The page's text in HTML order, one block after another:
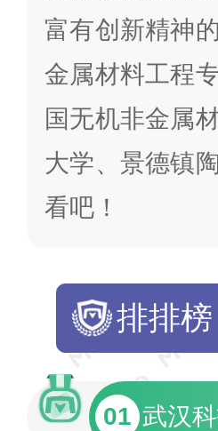
富有创新精神
金属材料工程
国无机非金属
大学、景德镇
看吧！
排排榜
01 武汉